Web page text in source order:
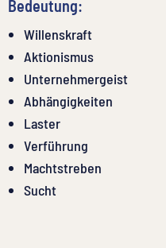
Bedeutung:
Willenskraft
Aktionismus
Unternehmergeist
Abhängigkeiten
Laster
Verführung
Machtstreben
Sucht